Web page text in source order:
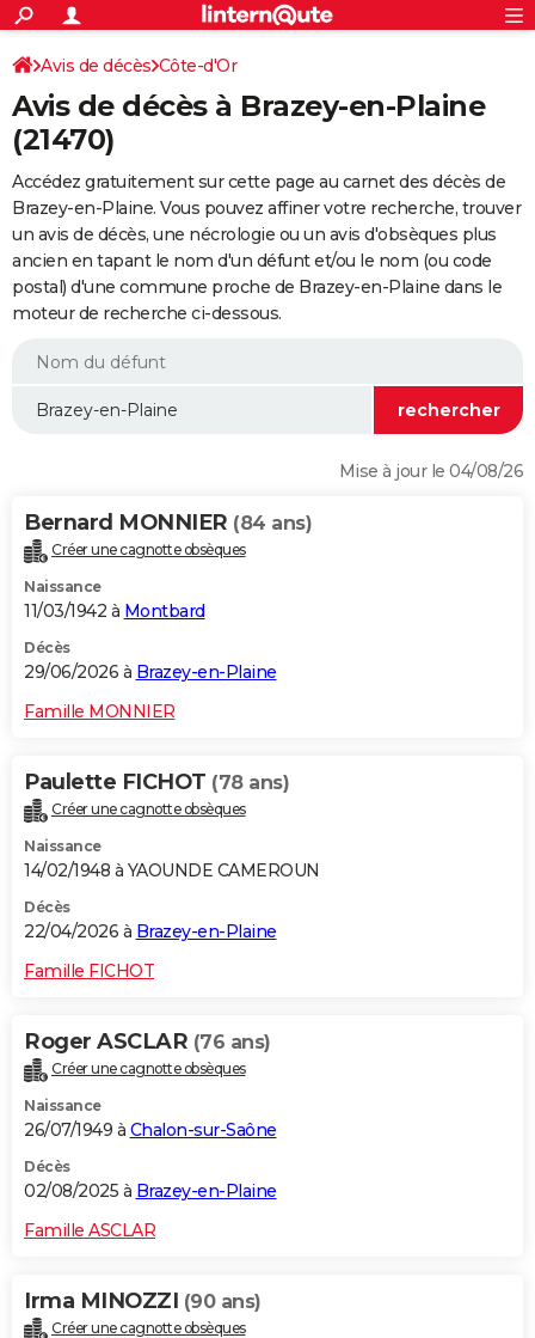
ACTUALITÉS
Politique
Société
Faits Divers
Education
Monde
Villes
+
SPORT
Coupe du monde 2026
Football
Tennis
Cyclisme
Rugby
Forum
FINANCE
Retraite
Impôts
Epargne
Immobilier
Risques naturels par ville
Banque
Assurance
Crédit
AUTO
Essais
Réserver un essai
Citadines
Berlines
SUV
Forum auto
+
HIGH-TECH
Mobiles
Meilleur smartphone
Internet
Ordinateurs
Jeux vidéo
Guide high-tech
+BRICOLAGE
Forum
Aménagement intérieur
Extérieur
Cuisine
Salle de bains
Jardinage
Rangement
WEEK-END
Guides de France
Escapades
Patrimoine
Expositions
Musées
Week-end nature
LIFESTYLE
Alimentation
Guide de la santé
Maladies
Médicaments
Sommeil
VOYAGE
Destinations
City break
Voyage nature
Voyage de noces
Forum
Climat
+PHOTO
GUIDES D'ACHAT
BONS PLANS
CARTE DE VOEUX
Dictionnaire
Biographies
Citations
Expressions
Proverbes
PROGRAMME TV
COPAINS D'AVANT
S'inscrire
Se connecter
Lycées
Collèges
Primaires
Universités
Entreprises
Service militaire
Avis de recherche
AVIS DE DÉCÈS
Connexion
Avis de décès Côte-d'Or
Avis de décès à Brazey-en-Plaine
(21470)
Accédez gratuitement sur cette page au carnet des décès de
Brazey-en-Plaine. Vous pouvez affiner votre recherche, trouver
un avis de décès, une nécrologie ou un avis d'obsèques plus
ancien en tapant le nom d'un défunt et/ou le nom (ou code
postal) d'une commune proche de Brazey-en-Plaine dans le
moteur de recherche ci-dessous.
Mise à jour le 04/08/26
Bernard MONNIER (84 ans)
Créer une cagnotte obsèques
Naissance
11/03/1942 à Montbard
Décès
29/06/2026 à Brazey-en-Plaine
Famille MONNIER
Paulette FICHOT (78 ans)
Créer une cagnotte obsèques
Naissance
14/02/1948 à YAOUNDE CAMEROUN
Décès
22/04/2026 à Brazey-en-Plaine
Famille FICHOT
Roger ASCLAR (76 ans)
Créer une cagnotte obsèques
Naissance
26/07/1949 à Chalon-sur-Saône
Décès
02/08/2025 à Brazey-en-Plaine
Famille ASCLAR
Irma MINOZZI (90 ans)
Créer une cagnotte obsèques